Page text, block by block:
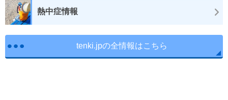
熱中症情報
tenki.jpの全情報はこちら